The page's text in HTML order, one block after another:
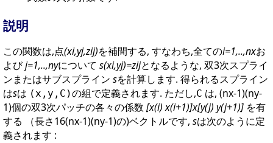
説明
この関数は,点(xi,yj,zij)を補間する, すなわち,全てのi=1,..,nxお
よびj=1,..,nyについて s(xi,yj)=zijとなるような, 双3次スプライ
ンまたはサブスプライン sを計算します. 得られるスプライン
はsは (x,y,C)の組で定義されます. ただし,C は, (nx-1)(ny-
1)個の双3次パッチの各々の係数 [x(i) x(i+1)]x[y(j) y(j+1)] を有
する （長さ16(nx-1)(ny-1)の)ベクトルです, sは次のように定
義されます :